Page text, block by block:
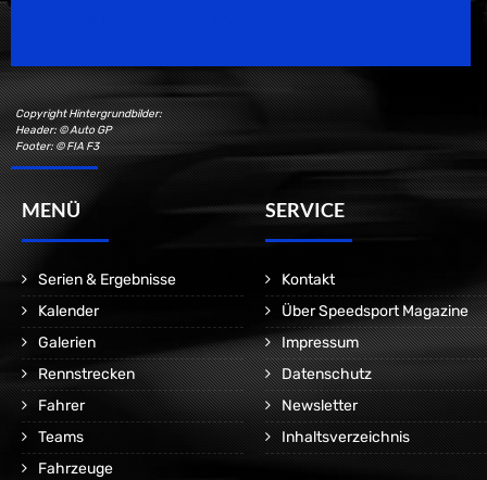
Copyright Hintergrundbilder:
Header: © Auto GP
Footer: © FIA F3
MENÜ
Serien & Ergebnisse
Kalender
Galerien
Rennstrecken
Fahrer
Teams
Fahrzeuge
SERVICE
Kontakt
Über Speedsport Magazine
Impressum
Datenschutz
Newsletter
Inhaltsverzeichnis